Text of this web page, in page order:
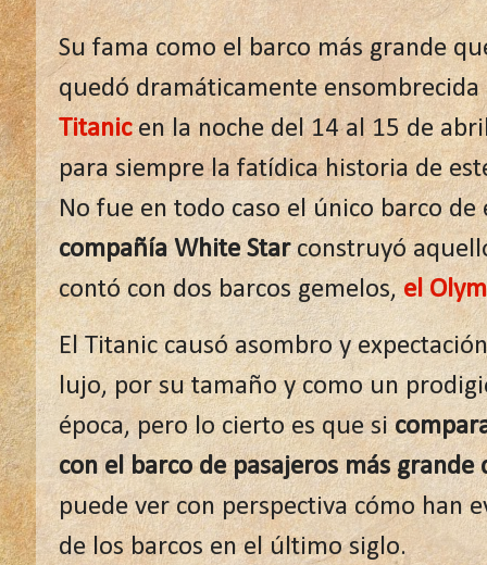
Su fama como el barco más grande
quedó dramáticamente
Titanicen la noche del 14 al 15 de
para siempre la fatídica historia de
No fue en todo caso el único barco de
compañía White Starconstruyó
contó con dos barcos gemelos,el
El Titanic causó asombro y
lujo, por su tamaño y como un
época, pero lo cierto es que si
con el barco de pasajeros más
puede ver con perspectiva cómo han
de los barcos en el último siglo.